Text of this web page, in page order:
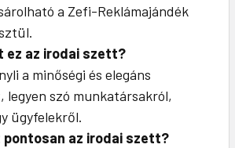
a Zefi-Reklámajándék
ez az irodai szett?
a minőségi és elegáns
legyen szó munkatársakról,
ügyfelekről.
az irodai szett?